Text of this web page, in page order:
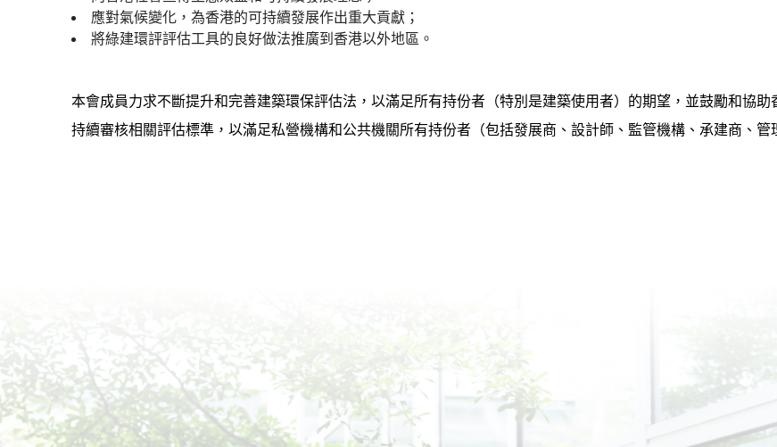
應對氣候變化，為香港的可持續發展作出重大貢獻；
將綠建環評評估工具的良好做法推廣到香港以外地區。
本會成員力求不斷提升和完善建築環保評估法，以滿足所有持份者（特別是建築使用者）的期望，並鼓勵和協
持續審核相關評估標準，以滿足私營機構和公共機關所有持份者（包括發展商、設計師、監管機構、承建商、管